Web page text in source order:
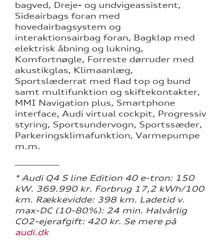
bagved, Dreje- og undvigeassistent,
Sideairbags foran med
hovedairbagsystem og
interaktionsairbag foran, Bagklap med
elektrisk åbning og lukning,
Komfortnøgle, Forreste dørruder med
akustikglas, Klimaanlæg,
Sportslæderrat med flad top og bund
samt multifunktion og skiftekontakter,
MMI Navigation plus, Smartphone
interface, Audi virtual cockpit, Progressiv
styring, Sportsundervogn, Sportssæder,
Parkeringsklimafunktion, Varmepumpe
m.m.
* Audi Q4 S line Edition 40 e-tron: 150
kW. 369.990 kr. Forbrug 17,2 kWh/100
km. Rækkevidde: 398 km. Ladetid v.
max-DC (10-80%): 24 min. Halvårlig
CO2-ejerafgift: 420 kr. Se mere på
audi.dk